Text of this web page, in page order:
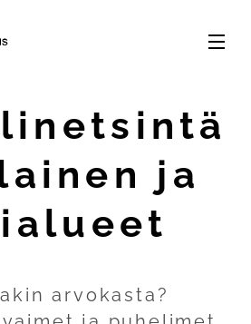
ja
arvokasta?